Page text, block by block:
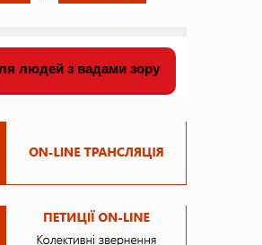
людей з вадами зору